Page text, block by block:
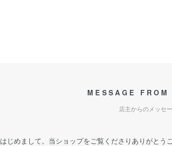
MESSAGE FROM
店主からのメッセ
はじめまして。当ショップをご覧くださりありがと